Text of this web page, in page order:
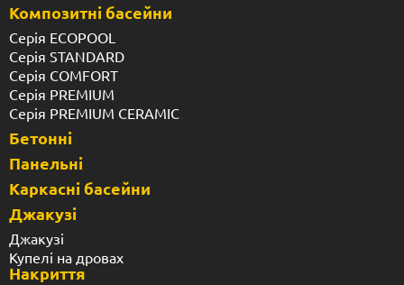
Композитні басейни
Серія ECOPOOL
Серія STANDARD
Серія COMFORT
Серія PREMIUM
Серія PREMIUM CERAMIC
Бетонні
Панельні
Каркасні басейни
Джакузі
Джакузі
Купелі на дровах
Накриття